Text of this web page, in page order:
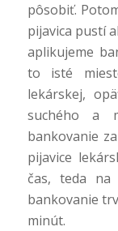
pôsobiť.
pijavica pustí
aplikujeme
to isté
lekárskej,
suchého a
bankovanie
pijavice
čas, teda
bankovanie
minút.